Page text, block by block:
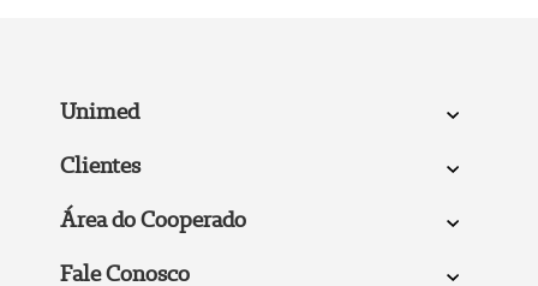
Unimed
Clientes
Área do Cooperado
Fale Conosco